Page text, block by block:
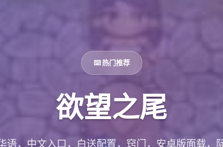
⌨️ 热门推荐
欲望之尾
语，中文入口，白送配置，窍门，安卓版面载，